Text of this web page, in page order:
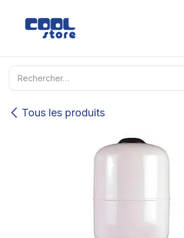
Tous les produits